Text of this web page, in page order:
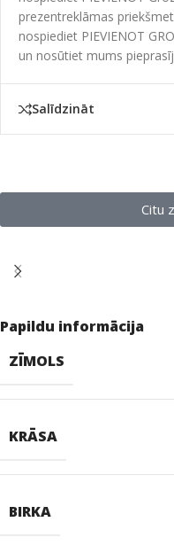
prezentreklāmas
nospiediet PIEVIENOT
un nosūtiet mums
Salīdzināt
Citu
Papildu informācija
ZĪMOLS
KRĀSA
BIRKA